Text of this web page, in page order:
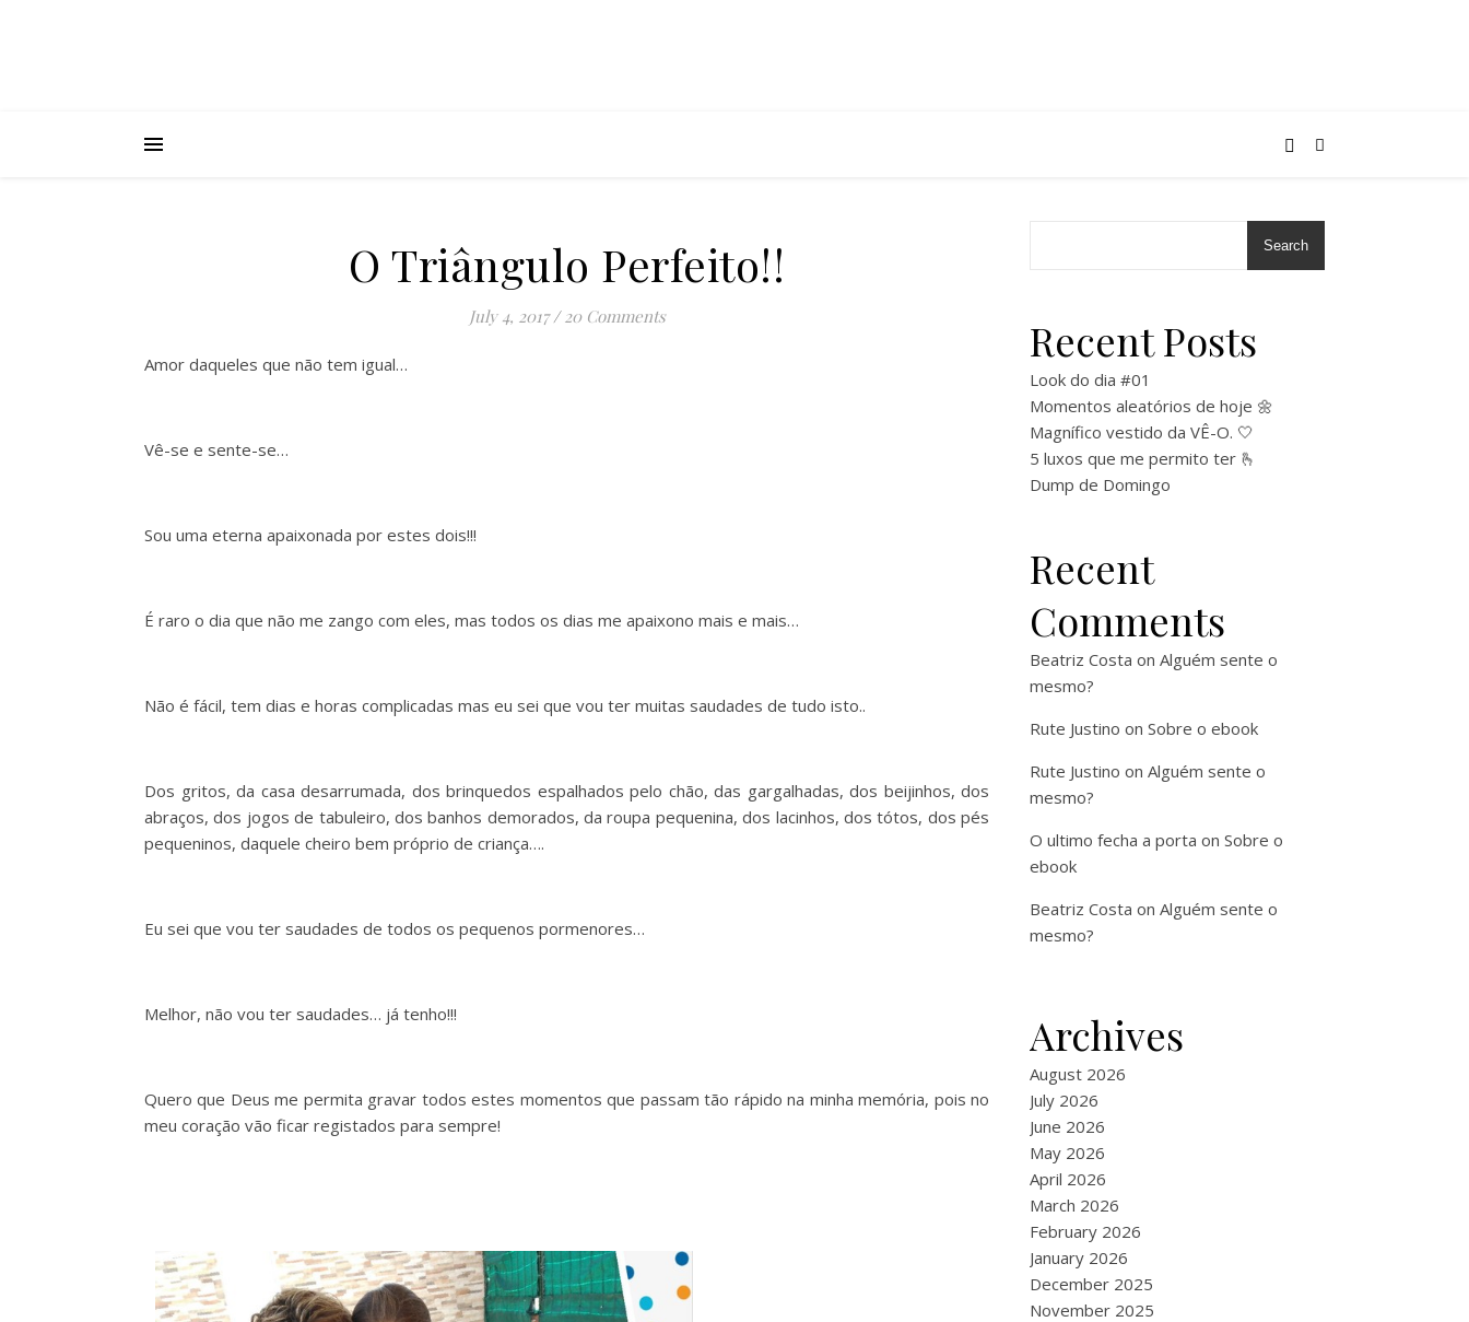
O Triângulo Perfeito!!
July 4, 2017 / 20 Comments
Amor daqueles que não tem igual…
Vê-se e sente-se…
Sou uma eterna apaixonada por estes dois!!!
É raro o dia que não me zango com eles, mas todos os dias me apaixono mais e mais…
Não é fácil, tem dias e horas complicadas mas eu sei que vou ter muitas saudades de tudo isto..
Dos gritos, da casa desarrumada, dos brinquedos espalhados pelo chão, das gargalhadas, dos beijinhos, dos
abraços, dos jogos de tabuleiro, dos banhos demorados, da roupa pequenina, dos lacinhos, dos tótos, dos pés
pequeninos, daquele cheiro bem próprio de criança….
Eu sei que vou ter saudades de todos os pequenos pormenores…
Melhor, não vou ter saudades… já tenho!!!
Quero que Deus me permita gravar todos estes momentos que passam tão rápido na minha memória, pois no
meu coração vão ficar registados para sempre!
Search
Recent Posts
Look do dia #01
Momentos aleatórios de hoje 🌼
Magnífico vestido da VÊ-O. 🤍
5 luxos que me permito ter 🫰
Dump de Domingo
Recent
Comments
Beatriz Costa on Alguém sente o
mesmo?
Rute Justino on Sobre o ebook
Rute Justino on Alguém sente o
mesmo?
O ultimo fecha a porta on Sobre o
ebook
Beatriz Costa on Alguém sente o
mesmo?
Archives
August 2026
July 2026
June 2026
May 2026
April 2026
March 2026
February 2026
January 2026
December 2025
November 2025